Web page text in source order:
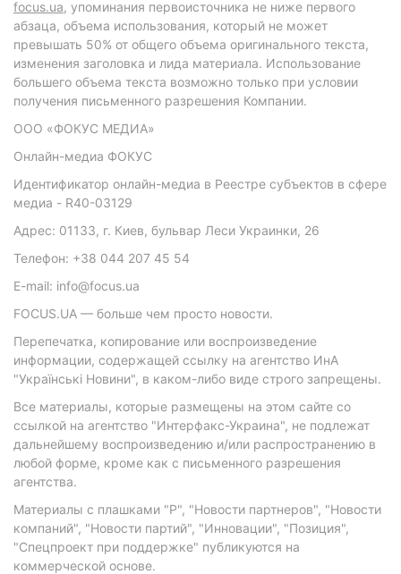
focus.ua, упоминания первоисточника не ниже первого
абзаца, объема использования, который не может
превышать 50% от общего объема оригинального текста,
изменения заголовка и лида материала. Использование
большего объема текста возможно только при условии
получения письменного разрешения Компании.
ООО «ФОКУС МЕДИА»
Онлайн-медиа ФОКУС
Идентификатор онлайн-медиа в Реестре субъектов в сфере
медиа - R40-03129
Адрес: 01133, г. Киев, бульвар Леси Украинки, 26
Телефон: +38 044 207 45 54
E-mail: info@focus.ua
FOCUS.UA — больше чем просто новости.
Перепечатка, копирование или воспроизведение
информации, содержащей ссылку на агентство ИнА
"Українські Новини", в каком-либо виде строго запрещены.
Все материалы, которые размещены на этом сайте со
ссылкой на агентство "Интерфакс-Украина", не подлежат
дальнейшему воспроизведению и/или распространению в
любой форме, кроме как с письменного разрешения
агентства.
Материалы с плашками "Р", "Новости партнеров", "Новости
компаний", "Новости партий", "Инновации", "Позиция",
"Спецпроект при поддержке" публикуются на
коммерческой основе.